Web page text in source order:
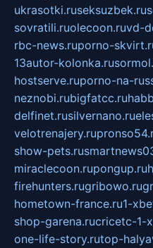
ukrasotki.ruseksuzbek.ru
sovratili.ruolecoon.ruvd-
rbc-news.ruporno-
13autor-kolonka.ru
hostserve.ruporno-na-
neznobi.rubigfatcc.ru
delfinet.rusilvernano.ru
velotrenajery.ru
show-pets.ru
miraclecoon.rupongup.ru
firehunters.rugribowo.ru
hometown-france.ru1-
shop-garena.rucricetc-1-
one-life-story.rutop-